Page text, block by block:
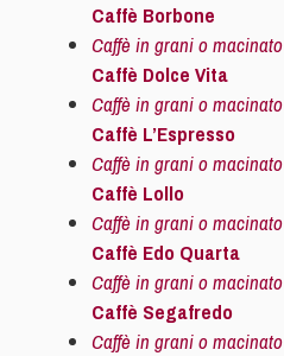
Caffè Borbone
Caffè in grani o macinato
Caffè Dolce Vita
Caffè in grani o macinato
Caffè L’Espresso
Caffè in grani o macinato
Caffè Lollo
Caffè in grani o macinato
Caffè Edo Quarta
Caffè in grani o macinato
Caffè Segafredo
Caffè in grani o macinato